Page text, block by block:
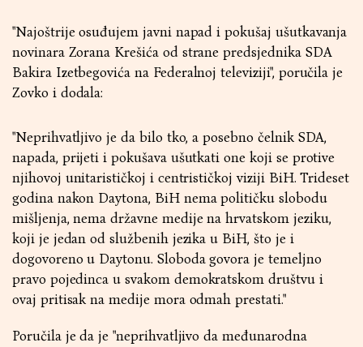
"Najoštrije osuđujem javni napad i pokušaj ušutkavanja
novinara Zorana Krešića od strane predsjednika SDA
Bakira Izetbegovića na Federalnoj televiziji", poručila je
Zovko i dodala:
"Neprihvatljivo je da bilo tko, a posebno čelnik SDA,
napada, prijeti i pokušava ušutkati one koji se protive
njihovoj unitarističkoj i centrističkoj viziji BiH. Trideset
godina nakon Daytona, BiH nema političku slobodu
mišljenja, nema državne medije na hrvatskom jeziku,
koji je jedan od službenih jezika u BiH, što je i
dogovoreno u Daytonu. Sloboda govora je temeljno
pravo pojedinca u svakom demokratskom društvu i
ovaj pritisak na medije mora odmah prestati."
Poručila je da je "neprihvatljivo da međunarodna